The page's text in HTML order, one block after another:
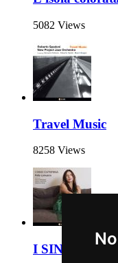
5082 Views
Travel Music
8258 Views
I SING